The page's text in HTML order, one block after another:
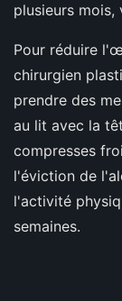
plusieurs mois,
Pour réduire
chirurgien
prendre des
au lit avec la
compresses
l'éviction de
l'activité
semaines.